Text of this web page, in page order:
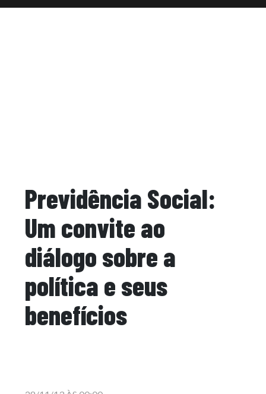
Previdência Social:
Um convite ao
diálogo sobre a
política e seus
benefícios